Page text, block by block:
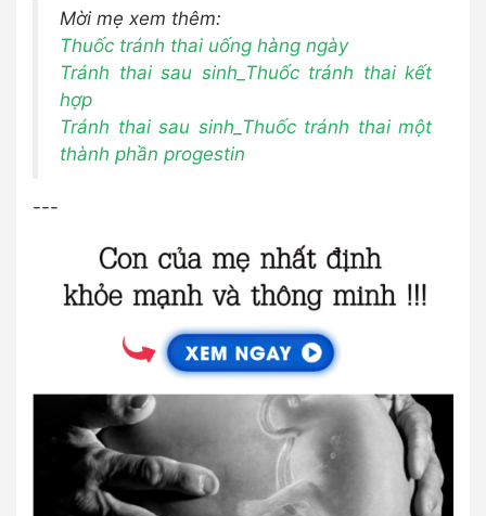
Mời mẹ xem thêm:
Thuốc tránh thai uống hàng ngày
Tránh thai sau sinh_Thuốc tránh thai kết
hợp
Tránh thai sau sinh_Thuốc tránh thai một
thành phần progestin
---